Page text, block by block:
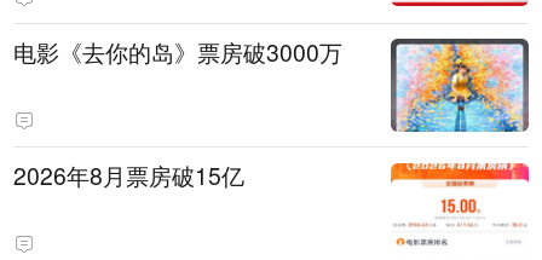
电影《去你的岛》票房破3000万
2026年8月票房破15亿